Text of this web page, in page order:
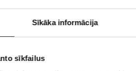
Sīkāka informācija
sīkfailus